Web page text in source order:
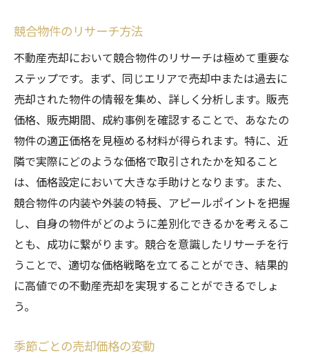
契約交渉のコツと注意点
売却後の手続きとフォローアップ
価格設定の極意：不動産売却を成功させるため
の適正価格とは
市場価格との比較方法
価格設定の基本的な考え方
物件の特徴と価格のバランス
競合物件の価格調査
価格交渉のテクニック
価格設定後の柔軟な対応策
賢い売却を実現するために重要な準備と計画
売却前に必要な書類の準備
購入希望者の先取り対策
競合物件のリサーチ方法
不動産売却において競合物件のリサーチは極めて重要な
ステップです。まず、同じエリアで売却中または過去に
売却された物件の情報を集め、詳しく分析します。販売
価格、販売期間、成約事例を確認することで、あなたの
物件の適正価格を見極める材料が得られます。特に、近
隣で実際にどのような価格で取引されたかを知ること
は、価格設定において大きな手助けとなります。また、
競合物件の内装や外装の特長、アピールポイントを把握
し、自身の物件がどのように差別化できるかを考えるこ
とも、成功に繋がります。競合を意識したリサーチを行
うことで、適切な価格戦略を立てることができ、結果的
に高値での不動産売却を実現することができるでしょ
う。
季節ごとの売却価格の変動